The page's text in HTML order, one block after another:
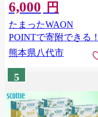
牛肉 にく 冷凍 熊本県 八代
市
6,000 円
たまったWAON
POINTで寄附できる！
熊本県八代市
5